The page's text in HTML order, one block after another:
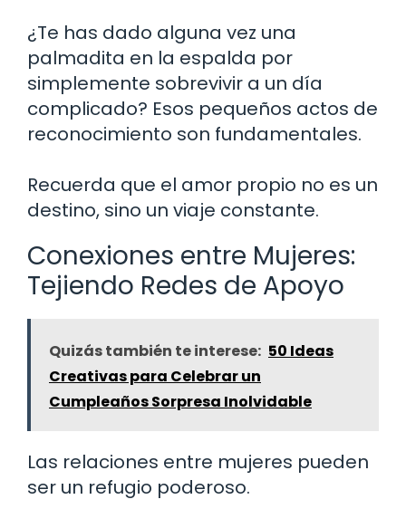
¿Te has dado alguna vez una
palmadita en la espalda por
simplemente sobrevivir a un día
complicado? Esos pequeños actos de
reconocimiento son fundamentales.
Recuerda que el amor propio no es un
destino, sino un viaje constante.
Conexiones entre Mujeres:
Tejiendo Redes de Apoyo
Quizás también te interese: 50 Ideas
Creativas para Celebrar un
Cumpleaños Sorpresa Inolvidable
Las relaciones entre mujeres pueden
ser un refugio poderoso.